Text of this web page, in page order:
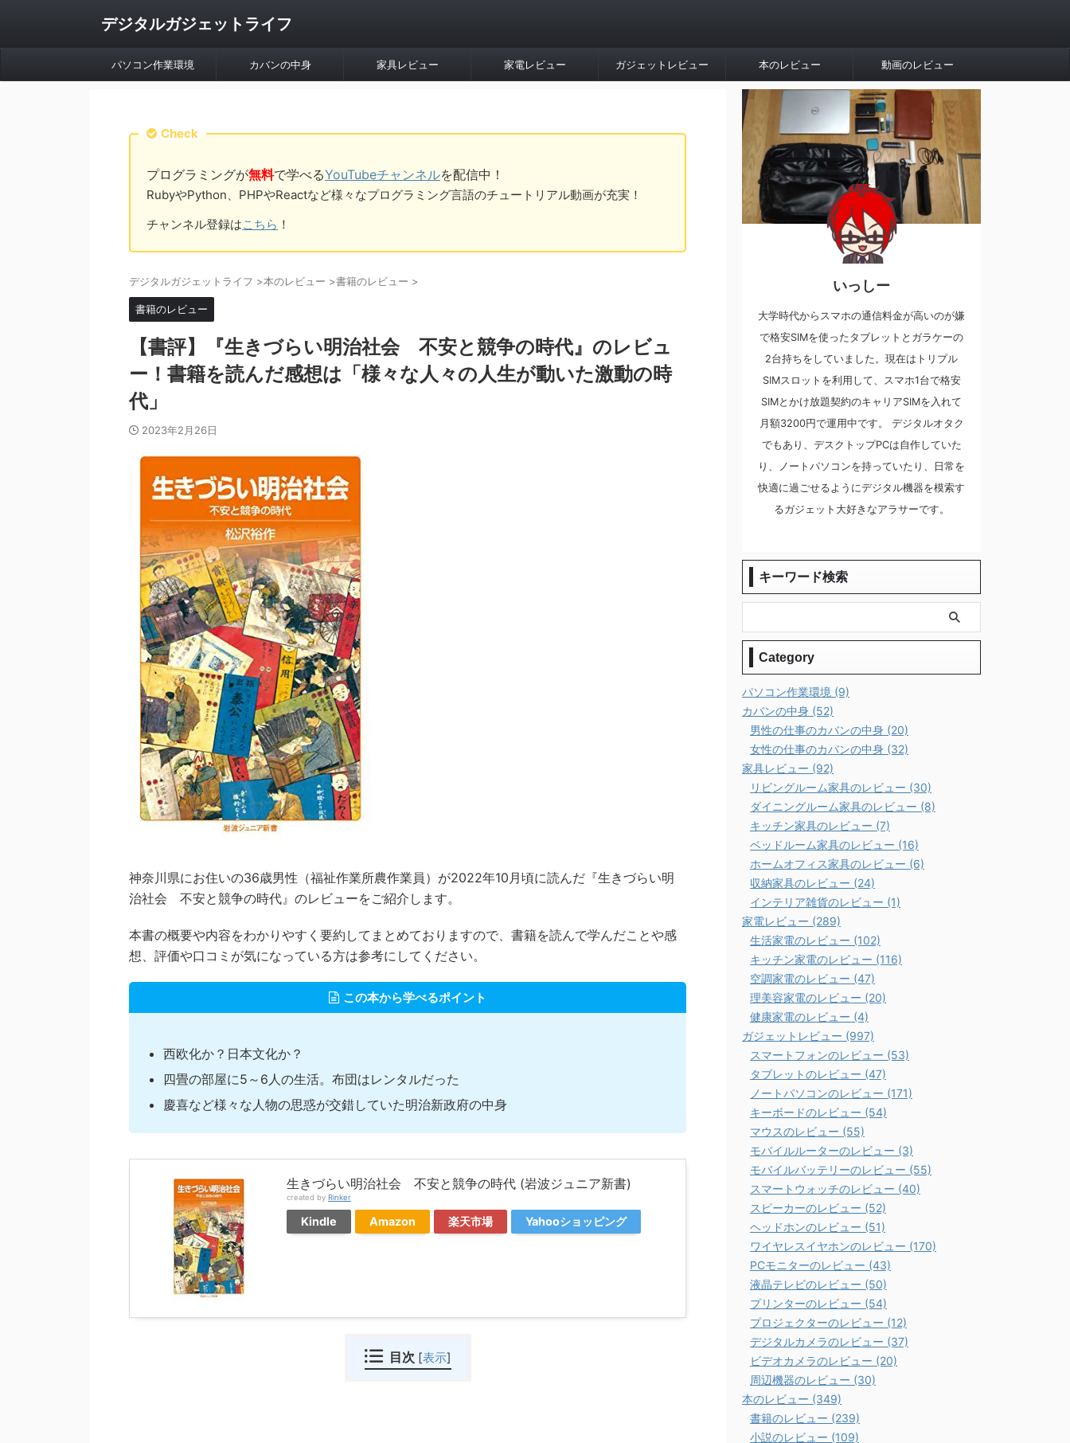
デジタルガジェットライフ
パソコン作業環境 カバンの中身 家具レビュー 家電レビュー ガジェットレビュー 本のレビュー 動画のレビュー
Check
プログラミングが無料で学べるYouTubeチャンネルを配信中！
RubyやPython、PHPやReactなど様々なプログラミング言語のチュートリアル動画が充実！
チャンネル登録はこちら ！
デジタルガジェットライフ >本のレビュー >書籍のレビュー >
書籍のレビュー
【書評】『生きづらい明治社会 不安と競争の時代』のレビュ
ー！書籍を読んだ感想は「様々な人々の人生が動いた激動の時
代」
2023年2月26日
神奈川県にお住いの36歳男性（福祉作業所農作業員）が2022年10月頃に読んだ『生きづらい明
治社会 不安と競争の時代』のレビューをご紹介します。
本書の概要や内容をわかりやすく要約してまとめておりますので、書籍を読んで学んだことや感
想、評価や口コミが気になっている方は参考にしてください。
この本から学べるポイント
西欧化か？日本文化か？
四畳の部屋に5～6人の生活。布団はレンタルだった
慶喜など様々な人物の思惑が交錯していた明治新政府の中身
生きづらい明治社会 不安と競争の時代 (岩波ジュニア新書)
created by Rinker
Kindle Amazon 楽天市場 Yahooショッピング
目次 [表示]
いっしー
大学時代からスマホの通信料金が高いのが嫌
で格安SIMを使ったタブレットとガラケーの
2台持ちをしていました。現在はトリプル
SIMスロットを利用して、スマホ1台で格安
SIMとかけ放題契約のキャリアSIMを入れて
月額3200円で運用中です。 デジタルオタク
でもあり、デスクトップPCは自作していた
り、ノートパソコンを持っていたり、日常を
快適に過ごせるようにデジタル機器を模索す
るガジェット大好きなアラサーです。
キーワード検索
Category
パソコン作業環境 (9)
カバンの中身 (52)
男性の仕事のカバンの中身 (20)
女性の仕事のカバンの中身 (32)
家具レビュー (92)
リビングルーム家具のレビュー (30)
ダイニングルーム家具のレビュー (8)
キッチン家具のレビュー (7)
ベッドルーム家具のレビュー (16)
ホームオフィス家具のレビュー (6)
収納家具のレビュー (24)
インテリア雑貨のレビュー (1)
家電レビュー (289)
生活家電のレビュー (102)
キッチン家電のレビュー (116)
空調家電のレビュー (47)
理美容家電のレビュー (20)
健康家電のレビュー (4)
ガジェットレビュー (997)
スマートフォンのレビュー (53)
タブレットのレビュー (47)
ノートパソコンのレビュー (171)
キーボードのレビュー (54)
マウスのレビュー (55)
モバイルルーターのレビュー (3)
モバイルバッテリーのレビュー (55)
スマートウォッチのレビュー (40)
スピーカーのレビュー (52)
ヘッドホンのレビュー (51)
ワイヤレスイヤホンのレビュー (170)
PCモニターのレビュー (43)
液晶テレビのレビュー (50)
プリンターのレビュー (54)
プロジェクターのレビュー (12)
デジタルカメラのレビュー (37)
ビデオカメラのレビュー (20)
周辺機器のレビュー (30)
本のレビュー (349)
書籍のレビュー (239)
小説のレビュー (109)